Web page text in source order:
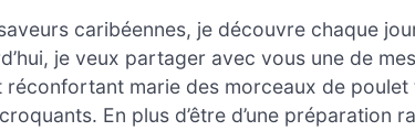
caribéennes, je découvre chaque
je veux partager avec vous une de
marie des morceaux de poulet
En plus d’être d’une préparation